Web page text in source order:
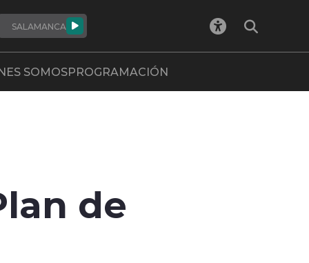
SALAMANCA
SOMOSPROGRAMACIÓN
de